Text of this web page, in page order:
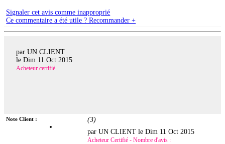
Signaler cet avis comme inapproprié
Ce commentaire a été utile ? Recommander +
par UN CLIENT
le Dim 11 Oct 2015
Acheteur certifié
Note Client : (3)
par UN CLIENT leDim 11 Oct 2015
Acheteur Certifié - Nombre d'avis :